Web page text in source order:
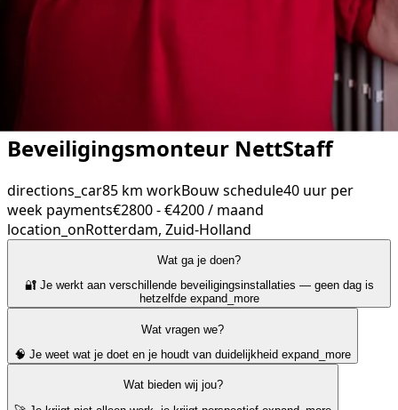
Beveiligingsmonteur NettStaff
directions_car85 km workBouwschedule40 uur per
week payments€2800 - €4200 / maand
location_onRotterdam, Zuid-Holland
Wat ga je doen?
🔐 Je werkt aan verschillende beveiligingsinstallaties — geen dag is
hetzelfde expand_more
Wat vragen we?
🧠 Je weet wat je doet en je houdt van duidelijkheid expand_more
Wat bieden wij jou?